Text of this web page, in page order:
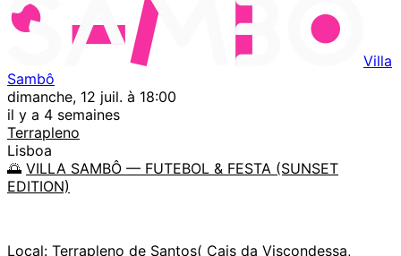
Villa
Sambô
dimanche, 12 juil. à 18:00
il y a 4 semaines
Terrapleno
Lisboa
🌅 VILLA SAMBÔ — FUTEBOL & FESTA (SUNSET
EDITION)
Local: Terrapleno de Santos( Cais da Viscondessa,